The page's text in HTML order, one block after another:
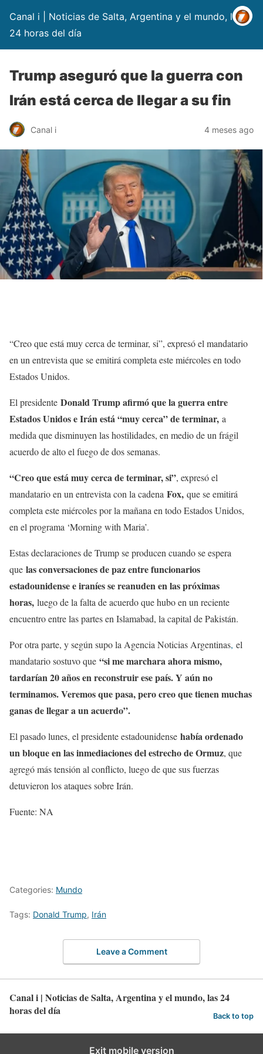
Canal i | Noticias de Salta, Argentina y el mundo, las
24 horas del día
Trump aseguró que la guerra con
Irán está cerca de llegar a su fin
Canal i 4 meses ago
“Creo que está muy cerca de terminar, si”, expresó el mandatario
en un entrevista que se emitirá completa este miércoles en todo
Estados Unidos.
El presidente Donald Trump afirmó que la guerra entre
Estados Unidos e Irán está “muy cerca” de terminar, a
medida que disminuyen las hostilidades, en medio de un frágil
acuerdo de alto el fuego de dos semanas.
“Creo que está muy cerca de terminar, si”, expresó el
mandatario en un entrevista con la cadena Fox, que se emitirá
completa este miércoles por la mañana en todo Estados Unidos,
en el programa ‘Morning with Maria’.
Estas declaraciones de Trump se producen cuando se espera
que las conversaciones de paz entre funcionarios
estadounidense e iraníes se reanuden en las próximas
horas, luego de la falta de acuerdo que hubo en un reciente
encuentro entre las partes en Islamabad, la capital de Pakistán.
Por otra parte, y según supo la Agencia Noticias Argentinas, el
mandatario sostuvo que “si me marchara ahora mismo,
tardarían 20 años en reconstruir ese país. Y aún no
terminamos. Veremos que pasa, pero creo que tienen muchas
ganas de llegar a un acuerdo”.
El pasado lunes, el presidente estadounidense había ordenado
un bloque en las inmediaciones del estrecho de Ormuz, que
agregó más tensión al conflicto, luego de que sus fuerzas
detuvieron los ataques sobre Irán.
Fuente: NA
Categories: Mundo
Tags: Donald Trump, Irán
Leave a Comment
Canal i | Noticias de Salta, Argentina y el mundo, las 24
horas del día
Back to top
Exit mobile version